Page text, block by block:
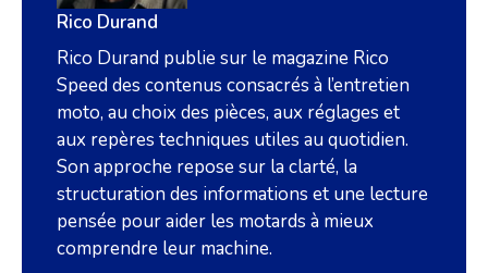
Rico Durand
Rico Durand publie sur le magazine Rico
Speed des contenus consacrés à l’entretien
moto, au choix des pièces, aux réglages et
aux repères techniques utiles au quotidien.
Son approche repose sur la clarté, la
structuration des informations et une lecture
pensée pour aider les motards à mieux
comprendre leur machine.